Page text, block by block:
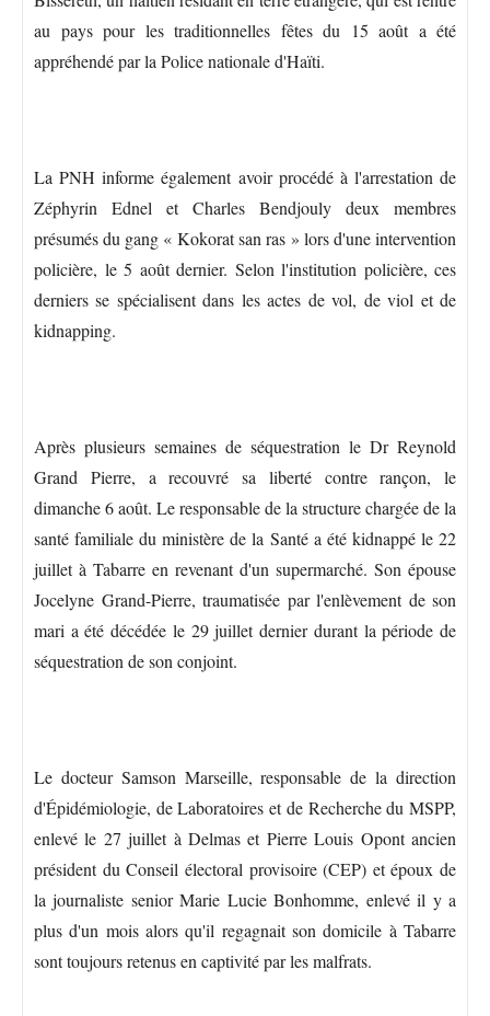
au pays pour les traditionnelles fêtes du 15 août a été
appréhendé par la Police nationale d'Haïti.
La PNH informe également avoir procédé à l'arrestation de
Zéphyrin Ednel et Charles Bendjouly deux membres
présumés du gang « Kokorat san ras » lors d'une intervention
policière, le 5 août dernier. Selon l'institution policière, ces
derniers se spécialisent dans les actes de vol, de viol et de
kidnapping.
Après plusieurs semaines de séquestration le Dr Reynold
Grand Pierre, a recouvré sa liberté contre rançon, le
dimanche 6 août. Le responsable de la structure chargée de la
santé familiale du ministère de la Santé a été kidnappé le 22
juillet à Tabarre en revenant d'un supermarché. Son épouse
Jocelyne Grand-Pierre, traumatisée par l'enlèvement de son
mari a été décédée le 29 juillet dernier durant la période de
séquestration de son conjoint.
Le docteur Samson Marseille, responsable de la direction
d'Épidémiologie, de Laboratoires et de Recherche du MSPP,
enlevé le 27 juillet à Delmas et Pierre Louis Opont ancien
président du Conseil électoral provisoire (CEP) et époux de
la journaliste senior Marie Lucie Bonhomme, enlevé il y a
plus d'un mois alors qu'il regagnait son domicile à Tabarre
sont toujours retenus en captivité par les malfrats.